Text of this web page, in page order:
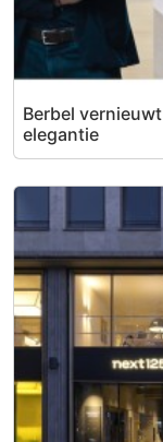
Berbel
elegantie